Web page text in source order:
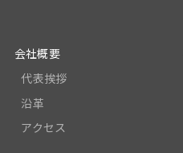
会社概要
代表挨拶
沿革
アクセス